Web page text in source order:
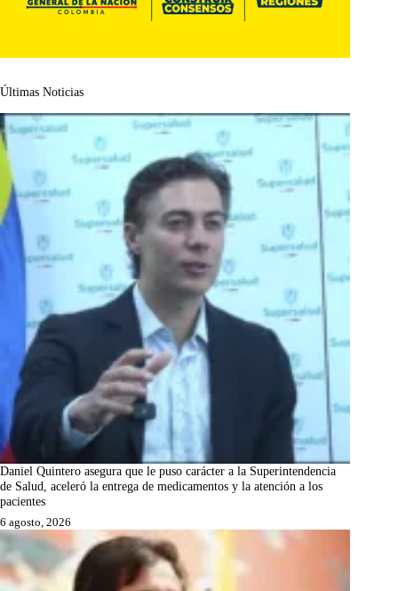
Últimas Noticias
Daniel Quintero asegura que le puso carácter a la Superintendencia
de Salud, aceleró la entrega de medicamentos y la atención a los
pacientes
6 agosto, 2026